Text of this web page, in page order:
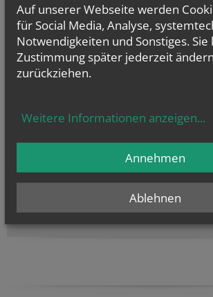
GOTTESDIENSTE
Hl. Dominikus, Hl. Cyriakus, , Vierzehn
Hildiger, Hl....
Auf unserer Webseite werden
für Social Media, Analyse,
Notwendigkeiten und Sonstiges.
Zustimmung später jederzeit
zurückziehen.
Weitere Informationen anzeigen...
Ablehnen
Annehmen